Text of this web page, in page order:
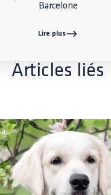
Barcelone
Lire plus
Articles liés